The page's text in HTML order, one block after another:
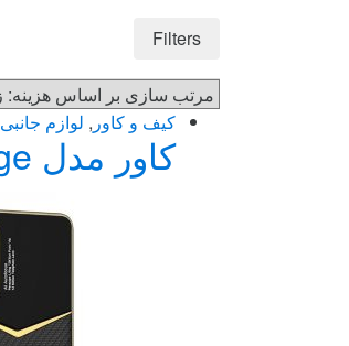
to
low
Filters
کیف و کاور , لوازم جانبی
کاور مدل VertoEdge گوشی سامسونگ Galaxy S25 Edge